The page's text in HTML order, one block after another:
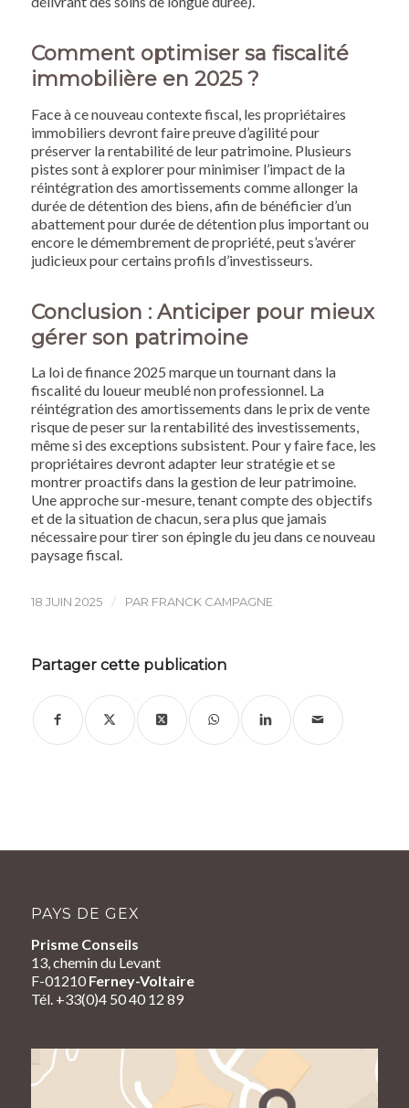
Comment optimiser sa fiscalité
immobilière en 2025 ?
Face à ce nouveau contexte fiscal, les propriétaires
immobiliers devront faire preuve d’agilité pour
préserver la rentabilité de leur patrimoine. Plusieurs
pistes sont à explorer pour minimiser l’impact de la
réintégration des amortissements comme allonger la
durée de détention des biens, afin de bénéficier d’un
abattement pour durée de détention plus important ou
encore le démembrement de propriété, peut s’avérer
judicieux pour certains profils d’investisseurs.
Conclusion : Anticiper pour mieux
gérer son patrimoine
La loi de finance 2025 marque un tournant dans la
fiscalité du loueur meublé non professionnel. La
réintégration des amortissements dans le prix de vente
risque de peser sur la rentabilité des investissements,
même si des exceptions subsistent. Pour y faire face, les
propriétaires devront adapter leur stratégie et se
montrer proactifs dans la gestion de leur patrimoine.
Une approche sur-mesure, tenant compte des objectifs
et de la situation de chacun, sera plus que jamais
nécessaire pour tirer son épingle du jeu dans ce nouveau
paysage fiscal.
18 JUIN 2025 / PAR FRANCK CAMPAGNE
Partager cette publication
PAYS DE GEX
Prisme Conseils
13, chemin du Levant
F-01210 Ferney-Voltaire
Tél. +33(0)4 50 40 12 89